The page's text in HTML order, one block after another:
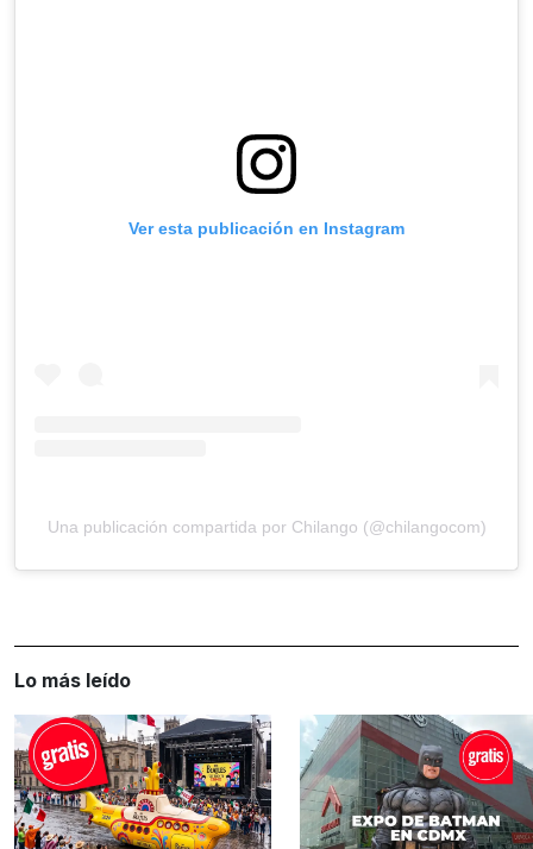
Ver esta publicación en Instagram
Una publicación compartida por Chilango (@chilangocom)
Lo más leído